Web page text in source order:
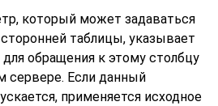
который может задаваться
таблицы, указывает
обращения к этому столбцу
сервере. Если данный
применяется исходное